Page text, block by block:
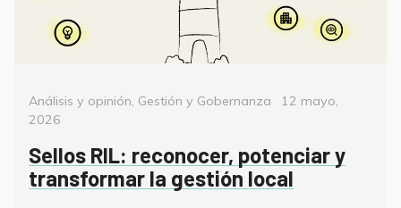
Categorías
Análisis y opinión, Gestión y Gobernanza
Posted
12 mayo,
2026
Sellos RIL: reconocer, potenciar y
transformar la gestión local